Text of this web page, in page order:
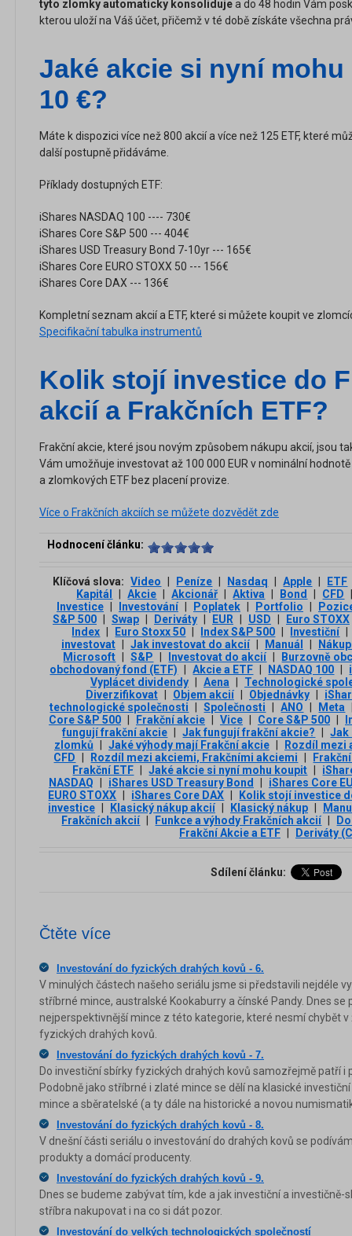
tyto zlomky automaticky konsolidujea do 48 hodin Vám
kterou uloží na Váš účet, přičemž v té době získáte všechna
Jaké akcie si nyní
10 €?
Máte k dispozici více než 800 akcií a více než 125 ETF, které
další postupně přidáváme.
Příklady dostupných ETF:
iShares NASDAQ 100 ---- 730€
iShares Core S&P 500 --- 404€
iShares USD Treasury Bond 7-10yr --- 165€
iShares Core EURO STOXX 50 --- 156€
iShares Core DAX --- 136€
Kompletní seznam akcií a ETF, které si můžete koupit ve
Specifikační tabulka instrumentů
Kolik stojí investice do
akcií a Frakčních ETF?
Frakční akcie, které jsou novým způsobem nákupu akcií, jsou
Vám umožňuje investovat až 100 000 EUR v nominální
a zlomkových ETF bez placení provize.
Více o Frakčních akciích se můžete dozvědět zde
Hodnocení článku:
Klíčová slova: Video Peníze Nasdaq Apple
ETF
Kapitál
Akcie Akcionář Aktiva Bond CFD
Investice
Investování Poplatek Portfolio
S&P 500
Swap Deriváty EUR USD
Euro STOXX
Index
Euro Stoxx 50 Index S&P 500 Investiční
investovat
Jak investovat do akcií Manuál
Microsoft
S&P Investovat do akcií
Burzovně
obchodovaný fond (ETF)
Akcie a ETF NASDAQ 100
Vyplácet dividendy
Aena
Technologické
Diverzifikovat
Objem akcií Objednávky
technologické společnosti
Společnosti ANO Meta
Core S&P 500
Frakční akcie Vice Core S&P 500
fungují frakční akcie
Jak fungují frakční akcie?
Jak
zlomků
Jaké výhody mají Frakční akcie
Rozdíl mezi
CFD
Rozdíl mezi akciemi, Frakčními akciemi
Frakční ETF
Jaké akcie si nyní mohu koupit
NASDAQ
iShares USD Treasury Bond
iShares Core
EURO STOXX
iShares Core DAX
Kolik stojí investice
investice
Klasický nákup akcií Klasický nákup
Frakčních akcií
Funkce a výhody Frakčních akcií
Frakční Akcie a ETF
Deriváty
Sdílení článku:
Čtěte více
Investování do fyzických drahých kovů - 6.
V minulých částech našeho seriálu jsme si představili nejdéle
stříbrné mince, australské Kookaburry a čínské Pandy. Dnes se
nejperspektivnější mince z této kategorie, které nesmí chybět
fyzických drahých kovů.
Investování do fyzických drahých kovů - 7.
Do investiční sbírky fyzických drahých kovů samozřejmě patří i
Podobně jako stříbrné i zlaté mince se dělí na klasické
mince a sběratelské (a ty dále na historické a novou
Investování do fyzických drahých kovů - 8.
V dnešní části seriálu o investování do drahých kovů se
produkty a domácí producenty.
Investování do fyzických drahých kovů - 9.
Dnes se budeme zabývat tím, kde a jak investiční a
stříbra nakupovat i na co si dát pozor.
Investování do velkých technologických společností